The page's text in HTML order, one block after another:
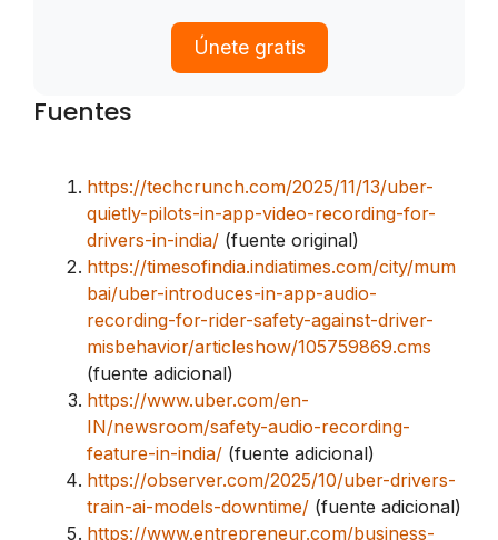
Únete gratis
Fuentes
https://techcrunch.com/2025/11/13/uber-
quietly-pilots-in-app-video-recording-for-
drivers-in-india/ (fuente original)
https://timesofindia.indiatimes.com/city/mum
bai/uber-introduces-in-app-audio-
recording-for-rider-safety-against-driver-
misbehavior/articleshow/105759869.cms
(fuente adicional)
https://www.uber.com/en-
IN/newsroom/safety-audio-recording-
feature-in-india/ (fuente adicional)
https://observer.com/2025/10/uber-drivers-
train-ai-models-downtime/ (fuente adicional)
https://www.entrepreneur.com/business-